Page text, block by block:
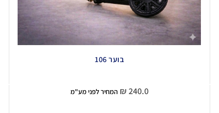
בוער 106
₪ 240.0 המחיר לפני מע"מ